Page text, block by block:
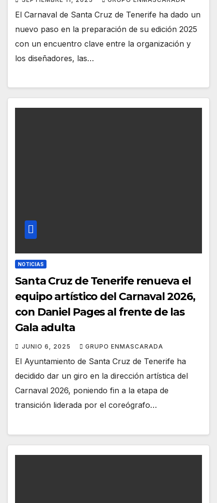
El Carnaval de Santa Cruz de Tenerife ha dado un
nuevo paso en la preparación de su edición 2025
con un encuentro clave entre la organización y
los diseñadores, las…
NOTICIAS
Santa Cruz de Tenerife renueva el
equipo artístico del Carnaval 2026,
con Daniel Pages al frente de las
Gala adulta
JUNIO 6, 2025 GRUPO ENMASCARADA
El Ayuntamiento de Santa Cruz de Tenerife ha
decidido dar un giro en la dirección artística del
Carnaval 2026, poniendo fin a la etapa de
transición liderada por el coreógrafo…